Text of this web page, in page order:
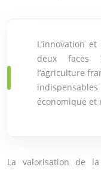
L’innovation
deux faces
l’agriculture
économique et
La valorisation de